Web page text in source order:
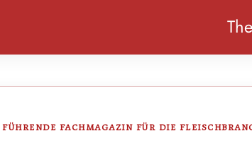
FÜHRENDE FACHMAGAZIN FÜR DIE